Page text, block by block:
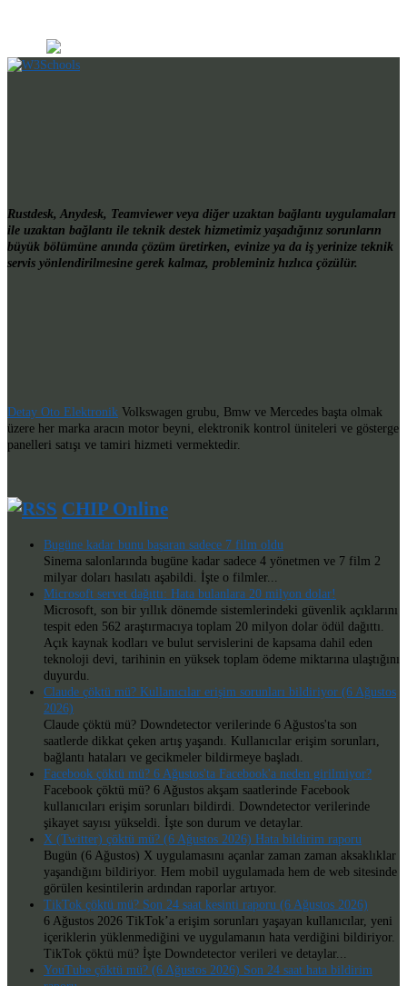
Rustdesk, Anydesk, Teamviewer veya diğer uzaktan bağlantı uygulamaları
ile uzaktan bağlantı ile teknik destek hizmetimiz yaşadığınız sorunların
büyük bölümüne anında çözüm üretirken, evinize ya da iş yerinize teknik
servis yönlendirilmesine gerek kalmaz, probleminiz hızlıca çözülür.
Detay Oto Elektronik Volkswagen grubu, Bmw ve Mercedes başta olmak
üzere her marka aracın motor beyni, elektronik kontrol üniteleri ve gösterge
panelleri satışı ve tamiri hizmeti vermektedir.
CHIP Online
Bugüne kadar bunu başaran sadece 7 film oldu
Sinema salonlarında bugüne kadar sadece 4 yönetmen ve 7 film 2
milyar doları hasılatı aşabildi. İşte o filmler...
Microsoft servet dağıttı: Hata bulanlara 20 milyon dolar!
Microsoft, son bir yıllık dönemde sistemlerindeki güvenlik açıklarını
tespit eden 562 araştırmacıya toplam 20 milyon dolar ödül dağıttı.
Açık kaynak kodları ve bulut servislerini de kapsama dahil eden
teknoloji devi, tarihinin en yüksek toplam ödeme miktarına ulaştığını
duyurdu.
Claude çöktü mü? Kullanıcılar erişim sorunları bildiriyor (6 Ağustos
2026)
Claude çöktü mü? Downdetector verilerinde 6 Ağustos'ta son
saatlerde dikkat çeken artış yaşandı. Kullanıcılar erişim sorunları,
bağlantı hataları ve gecikmeler bildirmeye başladı.
Facebook çöktü mü? 6 Ağustos'ta Facebook'a neden girilmiyor?
Facebook çöktü mü? 6 Ağustos akşam saatlerinde Facebook
kullanıcıları erişim sorunları bildirdi. Downdetector verilerinde
şikayet sayısı yükseldi. İşte son durum ve detaylar.
X (Twitter) çöktü mü? (6 Ağustos 2026) Hata bildirim raporu
Bugün (6 Ağustos) X uygulamasını açanlar zaman zaman aksaklıklar
yaşandığını bildiriyor. Hem mobil uygulamada hem de web sitesinde
görülen kesintilerin ardından raporlar artıyor.
TikTok çöktü mü? Son 24 saat kesinti raporu (6 Ağustos 2026)
6 Ağustos 2026 TikTok’a erişim sorunları yaşayan kullanıcılar, yeni
içeriklerin yüklenmediğini ve uygulamanın hata verdiğini bildiriyor.
TikTok çöktü mü? İşte Downdetector verileri ve detaylar...
YouTube çöktü mü? (6 Ağustos 2026) Son 24 saat hata bildirim